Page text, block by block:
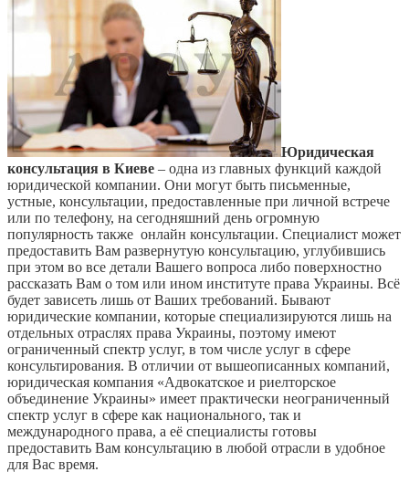
Юридическая
консультация в Киеве – одна из главных функций каждой
юридической компании. Они могут быть письменные,
устные, консультации, предоставленные при личной встрече
или по телефону, на сегодняшний день огромную
популярность также онлайн консультации. Специалист может
предоставить Вам развернутую консультацию, углубившись
при этом во все детали Вашего вопроса либо поверхностно
рассказать Вам о том или ином институте права Украины. Всё
будет зависеть лишь от Ваших требований. Бывают
юридические компании, которые специализируются лишь на
отдельных отраслях права Украины, поэтому имеют
ограниченный спектр услуг, в том числе услуг в сфере
консультирования. В отличии от вышеописанных компаний,
юридическая компания «Адвокатское и риелторское
объединение Украины» имеет практически неограниченный
спектр услуг в сфере как национального, так и
международного права, а её специалисты готовы
предоставить Вам консультацию в любой отрасли в удобное
для Вас время.